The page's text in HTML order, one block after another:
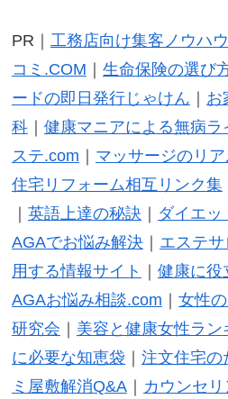
PR｜ 工務店向け集客ノウハウ
コミ.COM
生命保険の選び
ードの即日発行じゃけん
お
科｜ 健康マニアによる無病ラ
ステ.com
マッサージのリ
住宅リフォーム相互リンク集
英語上達の秘訣 ダイエッ
AGAでお悩み解決｜ エステサ
用する情報サイト
健康に役
AGAお悩み相談.com
女性
研究会
美容と健康女性ラン
に必要な知恵袋
注文住宅の
ミ屋敷解消Q&A｜ カウンセ